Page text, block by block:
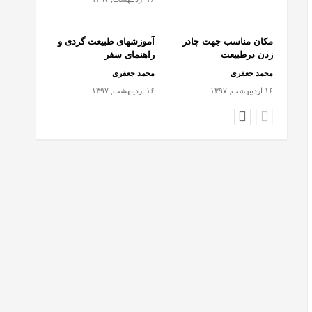
مکان مناسب جهت چادر
زدن درطبیعت
محمد جعفری
۱۶ اردیبهشت, ۱۳۹۷
آموزشهای طبیعت گردی و
راهنمای سفر
محمد جعفری
۱۶ اردیبهشت, ۱۳۹۷